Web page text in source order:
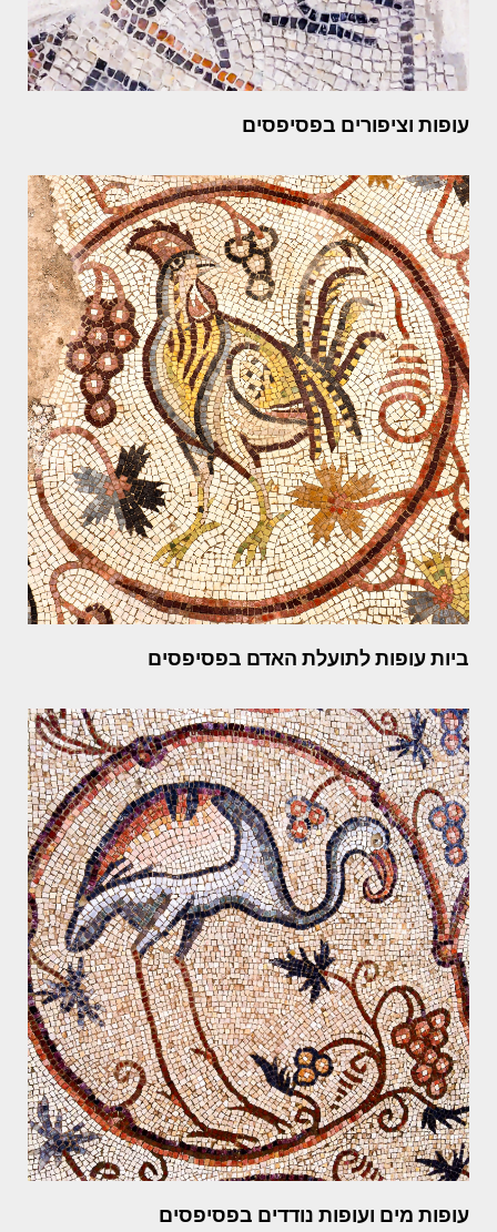
עופות וציפורים בפסיפסים
ביות עופות לתועלת האדם בפסיפסים
עופות מים ועופות נודדים בפסיפסים